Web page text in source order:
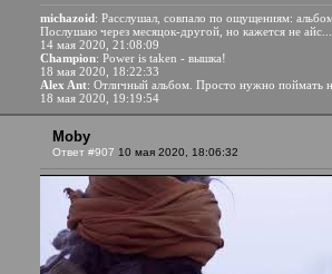
michazoid: Расслушал, совпало по ощущениям:
Послушаю через месяцок-другой, но кажется не айс...
14 мая 2020, 21:08:09
Champion: Power is taken - вышка!
18 мая 2020, 18:22:33
Alex Ant: Отличный альбом. Просто нужно поймать
18 мая 2020, 19:19:54
Moby
Ответ #907 10 мая 2020, 18:06:32